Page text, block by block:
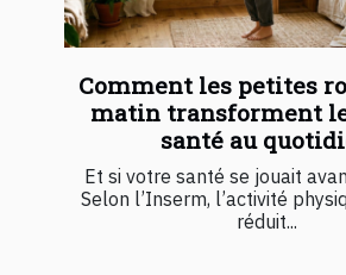
Comment les petites
matin transforment
santé au
Et si votre santé se jouait
Selon l’Inserm, l’activité
réduit...